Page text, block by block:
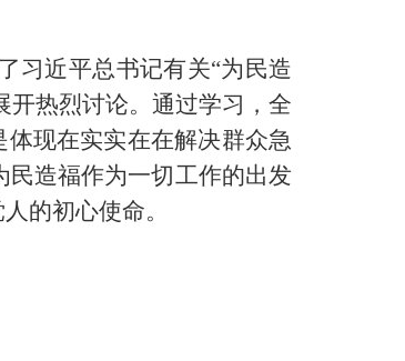
习近平总书记有关“为民造
开热烈讨论。通过学习，全
现在实实在在解决群众急
造福作为一切工作的出发
人的初心使命。